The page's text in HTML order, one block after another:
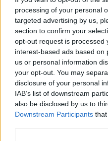
processing of your personal
targeted advertising by us,
section to confirm your
opt-out request is processed
interest-based ads based on
us or personal information
your opt-out. You may
disclosure of your personal
IAB’s list of downstream
also be disclosed by us to
Downstream Participants